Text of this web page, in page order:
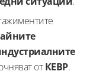
отКЕВР.